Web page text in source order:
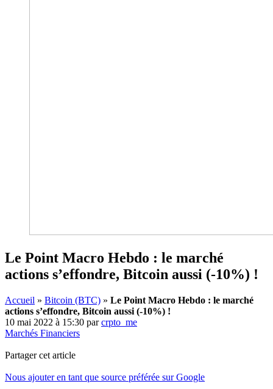
Le Point Macro Hebdo : le marché
actions s’effondre, Bitcoin aussi (-10%) !
Accueil » Bitcoin (BTC) » Le Point Macro Hebdo : le marché
actions s’effondre, Bitcoin aussi (-10%) !
10 mai 2022 à 15:30 parcrpto_me
Marchés Financiers
Partager cet article
Nous ajouter en tant que source préférée sur Google